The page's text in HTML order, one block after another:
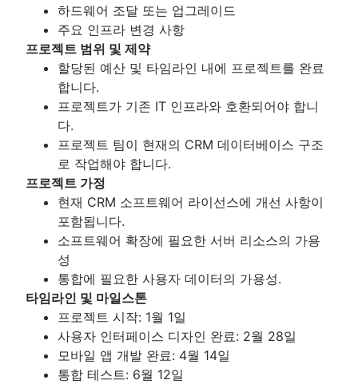
하드웨어 조달 또는 업그레이드
주요 인프라 변경 사항
프로젝트 범위 및 제약
할당된 예산 및 타임라인 내에 프로젝트를 완료
합니다.
프로젝트가 기존 IT 인프라와 호환되어야 합니
다.
프로젝트 팀이 현재의 CRM 데이터베이스 구조
로 작업해야 합니다.
프로젝트 가정
현재 CRM 소프트웨어 라이선스에 개선 사항이
포함됩니다.
소프트웨어 확장에 필요한 서버 리소스의 가용
성
통합에 필요한 사용자 데이터의 가용성.
타임라인 및 마일스톤
프로젝트 시작: 1월 1일
사용자 인터페이스 디자인 완료: 2월 28일
모바일 앱 개발 완료: 4월 14일
통합 테스트: 6월 12일